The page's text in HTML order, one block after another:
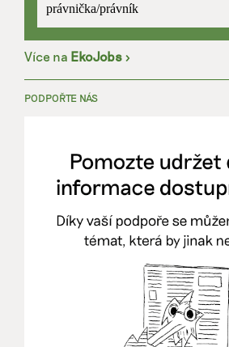
právnička/právník
Více na EkoJobs >
PODPOŘTE NÁS